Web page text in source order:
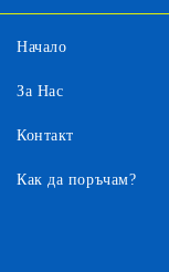
Начало
За Нас
Контакт
Как да поръчам?